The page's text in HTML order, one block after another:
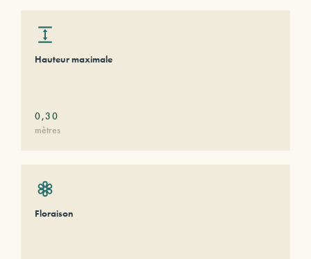
Hauteur maximale
0,30
mètres
Floraison